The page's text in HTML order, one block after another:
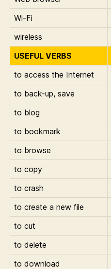
Wi-Fi
wireless
USEFUL VERBS
to access the Internet
to back-up, save
to blog
to bookmark
to browse
to copy
to crash
to create a new file
to cut
to delete
to download